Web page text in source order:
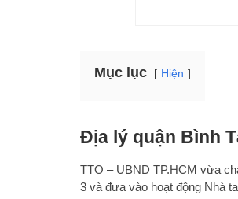
Mục lục Hiện
Địa lý quận Bình
TTO – UBND TP.HCM vừa
3 và đưa vào hoạt động Nhà